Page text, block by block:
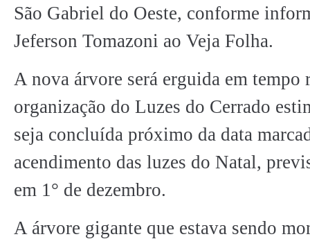
São Gabriel do Oeste, conforme
Jeferson Tomazoni ao Veja Folha.
A nova árvore será erguida em tempo
organização do Luzes do Cerrado
seja concluída próximo da data
acendimento das luzes do Natal,
em 1° de dezembro.
A árvore gigante que estava sendo